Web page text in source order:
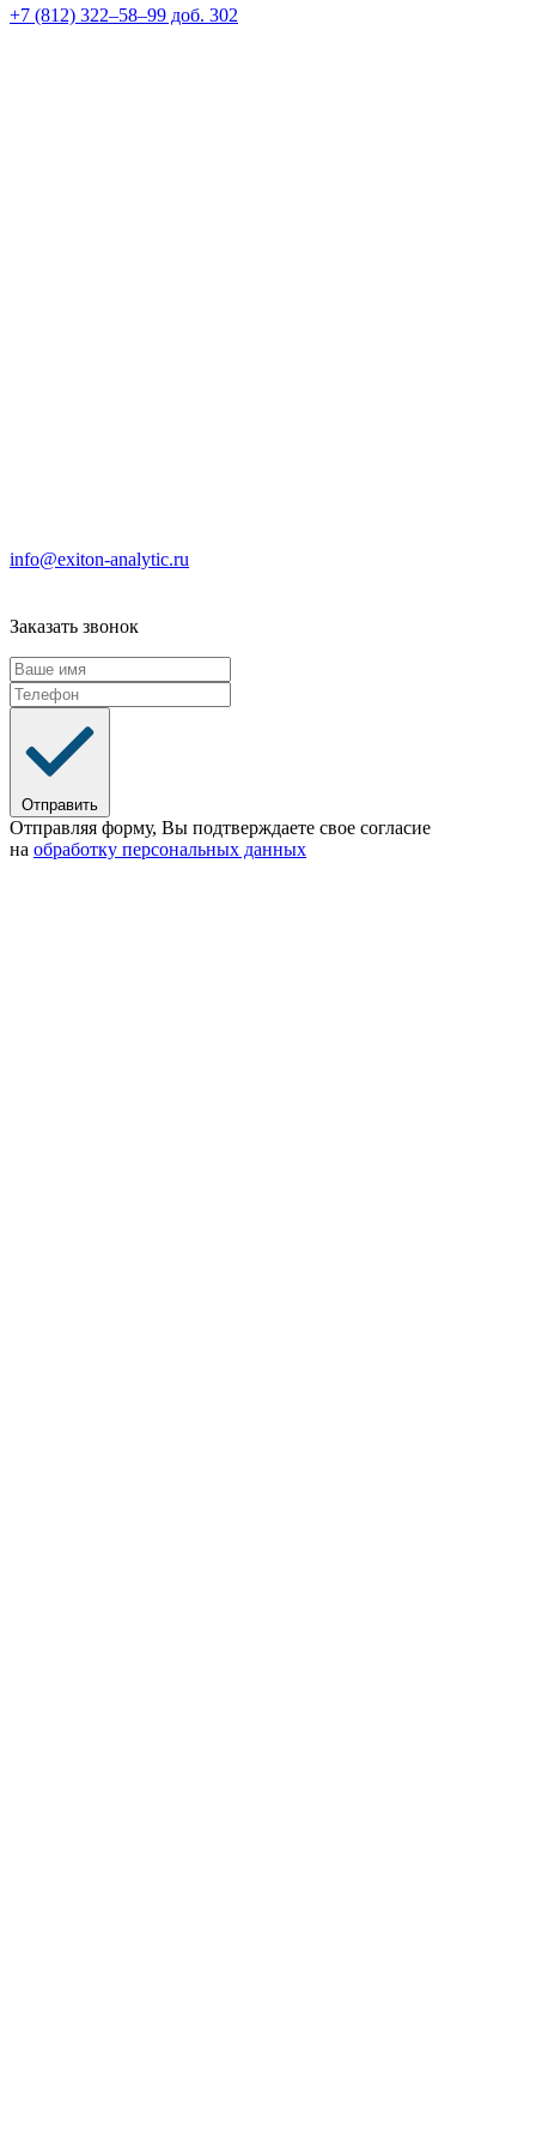
+7 (812) 322–58–99 доб. 302
info@exiton-analytic.ru
Заказать звонок
Отправить
Отправляя форму, Вы подтверждаете свое согласие
на обработку персональных данных